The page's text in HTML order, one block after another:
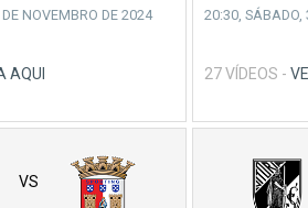
NOVEMBRO DE 2024
AQUI
20:30,SÁBADO,
27 VÍDEOS -
VS